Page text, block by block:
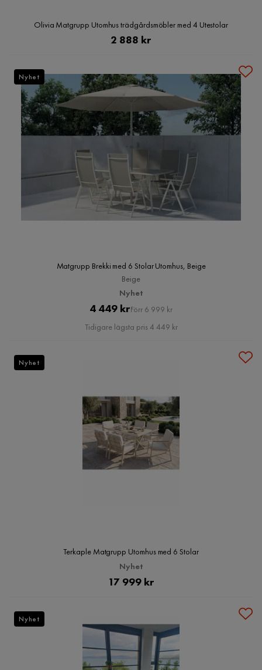
Olivia Matgrupp Utomhus trädgårdsmöbler med 4 Utestolar
Pris
2 888 kr
Matgrupp Brekki med 6 Stolar Utomhus, Beige
Beige
Nyhet
Pris
4 449 krOriginal
Pris
Förr 6 999 kr
Tidigare lägsta pris 4 449 kr
Nyhet
Terkaple Matgrupp Utomhus med 6 Stolar
Nyhet
Pris
17 999 kr
Nyhet
Nyhet